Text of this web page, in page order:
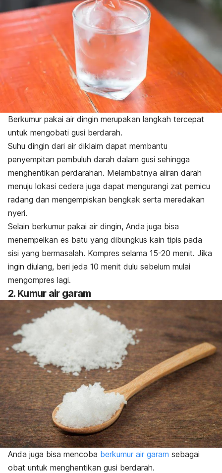
Berkumur pakai air dingin merupakan langkah tercepat
untuk mengobati gusi berdarah.
Suhu dingin dari air diklaim dapat membantu
penyempitan pembuluh darah dalam gusi sehingga
menghentikan perdarahan. Melambatnya aliran darah
menuju lokasi cedera juga dapat mengurangi zat pemicu
radang dan mengempiskan bengkak serta meredakan
nyeri.
Selain berkumur pakai air dingin, Anda juga bisa
menempelkan es batu yang dibungkus kain tipis pada
sisi yang bermasalah. Kompres selama 15-20 menit. Jika
ingin diulang, beri jeda 10 menit dulu sebelum mulai
mengompres lagi.
2. Kumur air garam
Anda juga bisa mencoba berkumur air garam sebagai
obat untuk menghentikan gusi berdarah.